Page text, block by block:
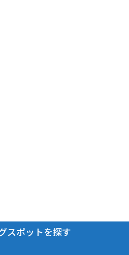
スポットを探す